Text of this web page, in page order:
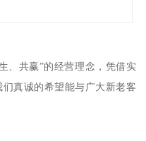
、共赢”的经营理念，凭借实
真诚的希望能与广大新老客